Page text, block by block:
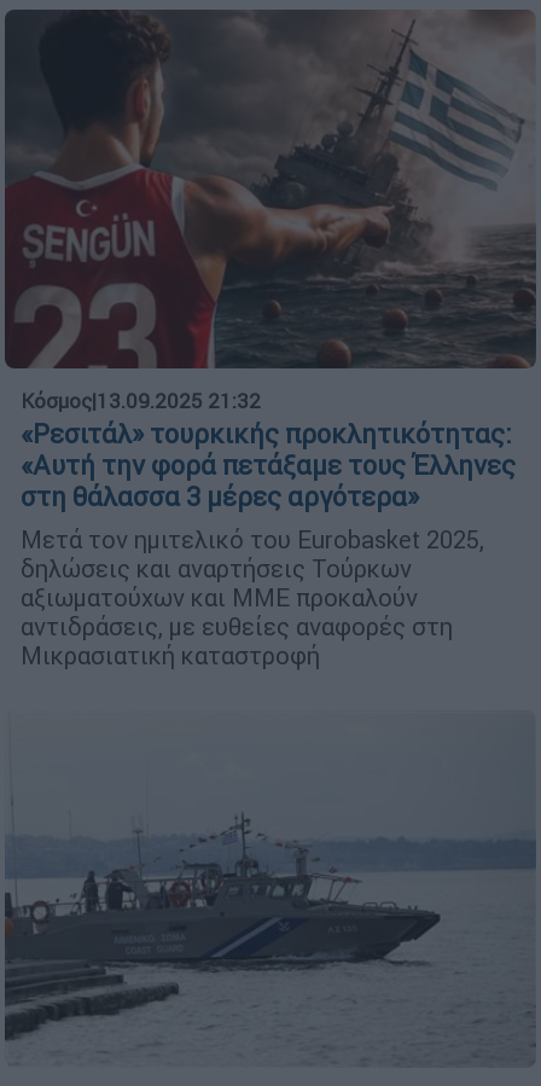
Κόσμος|13.09.2025 21:32
«Ρεσιτάλ» τουρκικής προκλητικότητας:
«Αυτή την φορά πετάξαμε τους Έλληνες
στη θάλασσα 3 μέρες αργότερα»
Μετά τον ημιτελικό του Eurobasket 2025,
δηλώσεις και αναρτήσεις Τούρκων
αξιωματούχων και ΜΜΕ προκαλούν
αντιδράσεις, με ευθείες αναφορές στη
Μικρασιατική καταστροφή